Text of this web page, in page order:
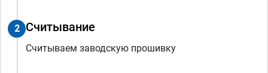
2 Считывание
Считываем заводскую прошивку